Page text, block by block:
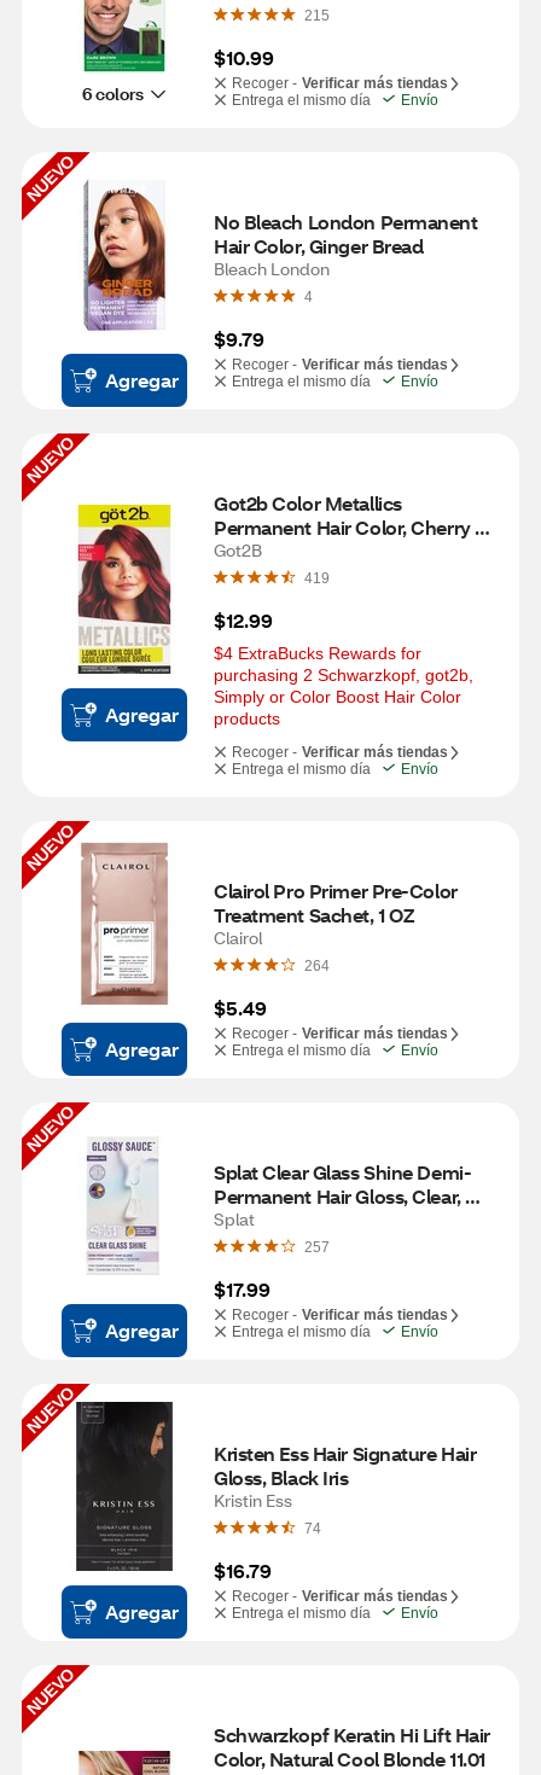
6 colors
215
$10.99
Recoger - Verificar más tiendas
Entrega el mismo día
Envío
NUEVO
Agregar
No Bleach London Permanent
Hair Color, Ginger Bread
Bleach London
4
$9.79
Recoger - Verificar más tiendas
Entrega el mismo día
Envío
NUEVO
Agregar
Got2b Color Metallics
Permanent Hair Color, Cherry
Red
Got2B
419
$12.99
$4 ExtraBucks Rewards for
purchasing 2 Schwarzkopf, got2b,
Simply or Color Boost Hair Color
products
Recoger - Verificar más tiendas
Entrega el mismo día
Envío
NUEVO
Agregar
Clairol Pro Primer Pre-Color
Treatment Sachet, 1 OZ
Clairol
264
$5.49
Recoger - Verificar más tiendas
Entrega el mismo día
Envío
NUEVO
Agregar
Splat Clear Glass Shine Demi-
Permanent Hair Gloss, Clear,
6.37 OZ
Splat
257
$17.99
Recoger - Verificar más tiendas
Entrega el mismo día
Envío
NUEVO
Agregar
Kristen Ess Hair Signature Hair
Gloss, Black Iris
Kristin Ess
74
$16.79
Recoger - Verificar más tiendas
Entrega el mismo día
Envío
NUEVO
Schwarzkopf Keratin Hi Lift Hair
Color, Natural Cool Blonde 11.01